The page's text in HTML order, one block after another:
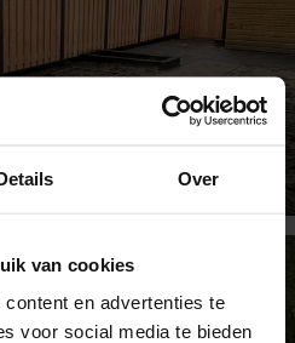
Over
van cookies
en advertenties te
voor social media te bieden
project